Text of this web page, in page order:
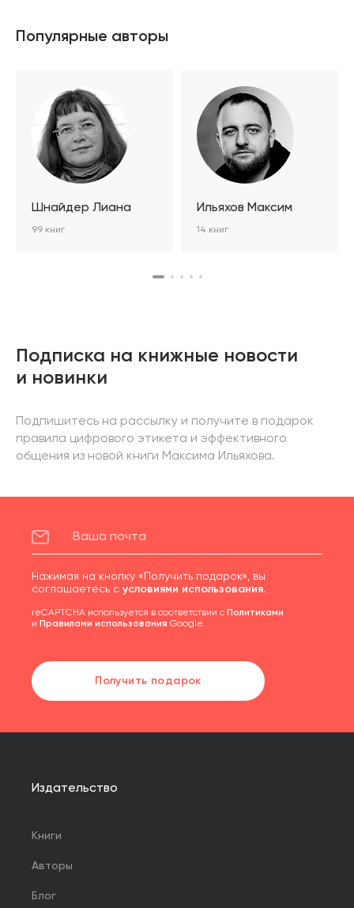
Популярные авторы
Шнайдер Лиана
99 книг
Ильяхов Максим
14 книг
Подписка на книжные новости
и новинки
Подпишитесь на рассылку и получите в подарок
правила цифрового этикета и эффективного
общения из новой книги Максима Ильяхова.
Нажимая на кнопку «Получить подарок», вы
соглашаетесь с условиями использования.
reCAPTCHA используется в соответствии с Политиками
и Правилами использования Google.
Получить подарок
Издательство
Книги
Авторы
Блог